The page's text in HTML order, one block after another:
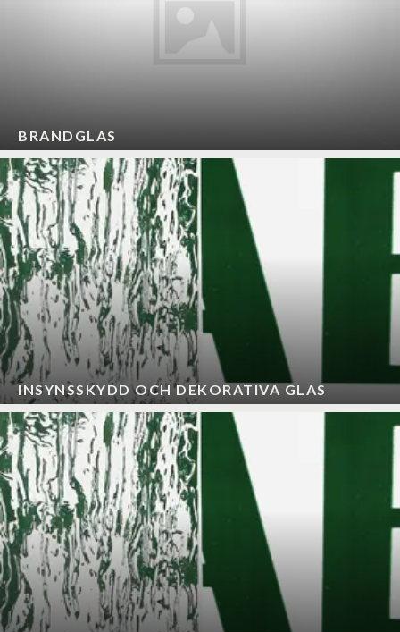
BRANDGLAS
INSYNSSKYDD OCH DEKORATIVA GLAS